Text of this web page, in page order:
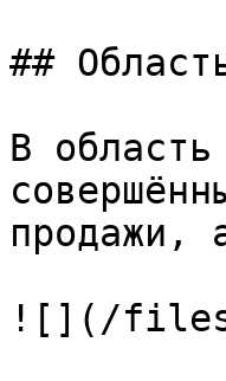
##
В
продажи,
![](/files/